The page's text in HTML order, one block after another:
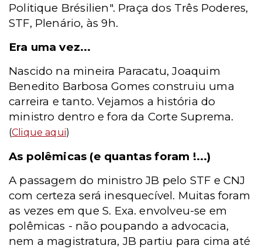
Politique Brésilien". Praça dos Três Poderes,
STF, Plenário, às 9h.
Era uma vez...
Nascido na mineira Paracatu, Joaquim
Benedito Barbosa Gomes construiu uma
carreira e tanto. Vejamos a história do
ministro dentro e fora da Corte Suprema.
(Clique aqui)
As polêmicas (e quantas foram !...)
A passagem do ministro JB pelo STF e CNJ
com certeza será inesquecível. Muitas foram
as vezes em que S. Exa. envolveu-se em
polêmicas - não poupando a advocacia,
nem a magistratura, JB partiu para cima até